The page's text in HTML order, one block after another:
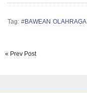
Tag: #BAWEAN OLAHRAGA
« Prev Post